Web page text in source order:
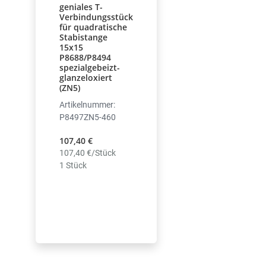
geniales T-
Verbindungsstück
für quadratische
Stabistange
15x15
P8688/P8494
spezialgebeizt-
glanzeloxiert
(ZN5)
Artikelnummer:
P8497ZN5-460
107,40 €
107,40 €/Stück
1 Stück